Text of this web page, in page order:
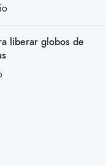
liberar globos de